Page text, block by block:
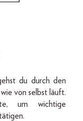
du durch den
von selbst läuft.
um wichtige